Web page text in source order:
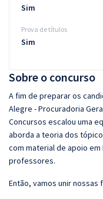
Sobre o concurso
A fim de preparar os
Alegre - Procuradoria
Concursos escalou uma
aborda a teoria dos
com material de apoio em
professores.
Então, vamos unir nossas
Sim
Prova de títulos
Sim